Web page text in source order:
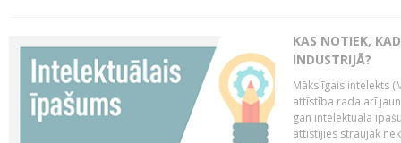
KAS NOTIEK,
INDUSTRIJĀ?
Mākslīgais intelekts
attīstība rada arī
gan intelektuālā
attīstījies straujāk